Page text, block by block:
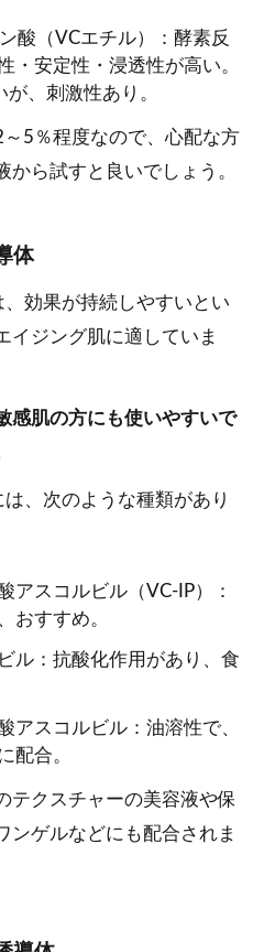
酸（VCエチル）：酵素反
・安定性・浸透性が高い。
、刺激性あり。
5％程度なので、心配な方
ら試すと良いでしょう。
体
効果が持続しやすいとい
イジング肌に適していま
感肌の方にも使いやすいで
、次のような種類があり
アスコルビル（VC-IP）：
おすすめ。
ル：抗酸化作用があり、食
アスコルビル：油溶性で、
配合。
テクスチャーの美容液や保
ンゲルなどにも配合されま